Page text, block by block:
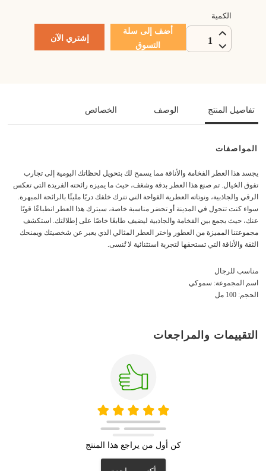
الكمية
1
أضف إلى سلة
التسوق
إشتري الآن
تفاصيل المنتج الوصف الخصائص
المواصفات
يجسد هذا العطر الفخامة والأناقة مما يسمح لك بتحويل لحظاتك اليومية إلى تجارب
تفوق الخيال. تم صنع هذا العطر بدقة وشغف، حيث ما يميزه رائحته الفريدة التي تعكس
الرقي والجاذبية، ونوتاته العطرية الفواحة التي تترك خلفك دربًا مليئًا بالرائحة المبهرة.
سواء كنت تتجول في المدينة أو تحضر مناسبة خاصة، سيترك هذا العطر انطباعًا قويًا
عنك، حيث يجمع بين الفخامة والجاذبية ليضيف طابعًا خاصًا على إطلالتك. استكشف
مجموعتنا المميزة من العطور واختر العطر المثالي الذي يعبر عن شخصيتك ويمنحك
الثقة والأناقة التي تستحقها لتجربة استثنائية لا تُنسى.
مناسب للرجال
اسم المجموعة: سموكي
الحجم: 100 مل
التقييمات والمراجعات
كن أول من يراجع هذا المنتج